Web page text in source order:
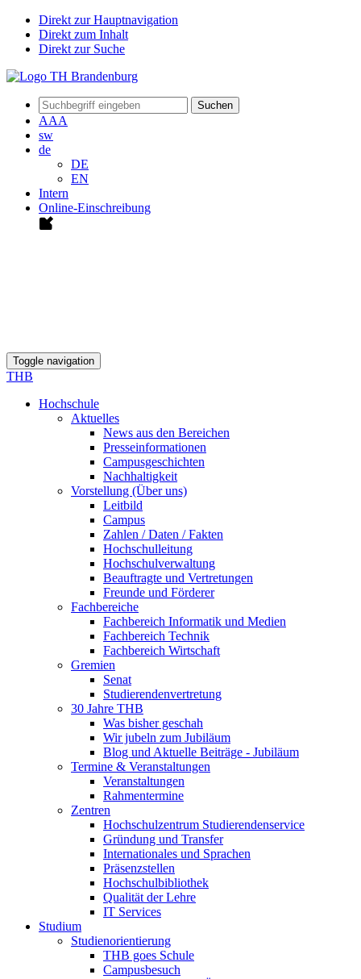
Direkt zur Hauptnavigation
Direkt zum Inhalt
Direkt zur Suche
Suchen
AAA
sw
de
DE
EN
Intern
Online-Einschreibung
Toggle navigation
THB
Hochschule
Aktuelles
News aus den Bereichen
Presseinformationen
Campusgeschichten
Nachhaltigkeit
Vorstellung (Über uns)
Leitbild
Campus
Zahlen / Daten / Fakten
Hochschulleitung
Hochschulverwaltung
Beauftragte und Vertretungen
Freunde und Förderer
Fachbereiche
Fachbereich Informatik und Medien
Fachbereich Technik
Fachbereich Wirtschaft
Gremien
Senat
Studierendenvertretung
30 Jahre THB
Was bisher geschah
Wir jubeln zum Jubiläum
Blog und Aktuelle Beiträge - Jubiläum
Termine & Veranstaltungen
Veranstaltungen
Rahmentermine
Zentren
Hochschulzentrum Studierendenservice
Gründung und Transfer
Internationales und Sprachen
Präsenzstellen
Hochschulbibliothek
Qualität der Lehre
IT Services
Studium
Studienorientierung
THB goes Schule
Campusbesuch